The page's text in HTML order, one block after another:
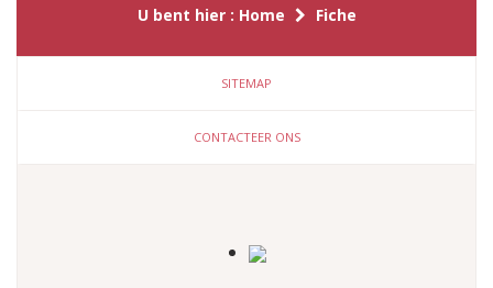
U bent hier : Home Fiche
SITEMAP
CONTACTEER ONS